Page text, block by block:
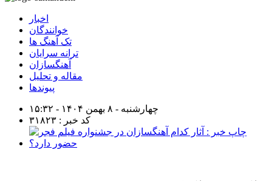
اخبار
خوانندگان
تک آهنگ ها
ترانه سرایان
آهنگسازان
مقاله و تحلیل
پیوندها
چهارشنبه - ۸ بهمن ۱۴۰۴ - ۱۵:۳۲
کد خبر : ۳۱۸۲۳